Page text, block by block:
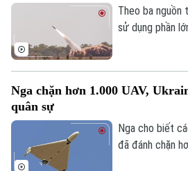
Người Việt 4 phương
Tin tức
Cafe sáng
Doanh nghiệp
Nhà đất
Tin tức
Đầu tư
Căn hộ
Tàu và Xe
Tàu
Xe máy
Giáo dục
Tin tức
Tuyển sinh
Văn hóa
Tin tức
Sức khỏe
Theo ba nguồn
sử dụng phần
lực lượng này
Nga chặn hơn 1.000 UAV,
quân sự
Nga cho biết
đã đánh chặn